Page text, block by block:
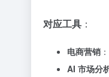
对应工具 ：
电商营销
AI 市场分